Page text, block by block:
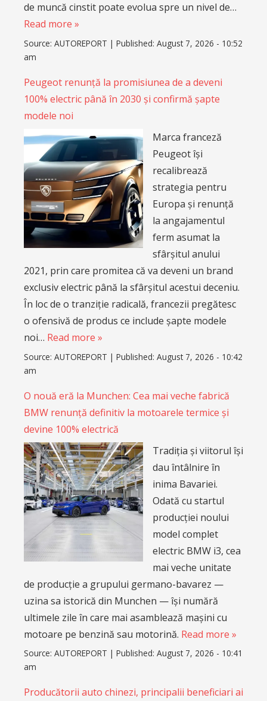
de muncă cinstit poate evolua spre un nivel de…
Read more »
Source: AUTOREPORT | Published: August 7, 2026 - 10:52
am
Peugeot renunță la promisiunea de a deveni
100% electric până în 2030 și confirmă șapte
modele noi
Marca franceză
Peugeot își
recalibrează
strategia pentru
Europa și renunță
la angajamentul
ferm asumat la
sfârșitul anului
2021, prin care promitea că va deveni un brand
exclusiv electric până la sfârșitul acestui deceniu.
În loc de o tranziție radicală, francezii pregătesc
o ofensivă de produs ce include șapte modele
noi… Read more »
Source: AUTOREPORT | Published: August 7, 2026 - 10:42
am
O nouă eră la Munchen: Cea mai veche fabrică
BMW renunță definitiv la motoarele termice și
devine 100% electrică
Tradiția și viitorul își
dau întâlnire în
inima Bavariei.
Odată cu startul
producției noului
model complet
electric BMW i3, cea
mai veche unitate
de producție a grupului germano-bavarez —
uzina sa istorică din Munchen — își numără
ultimele zile în care mai asamblează mașini cu
motoare pe benzină sau motorină. Read more »
Source: AUTOREPORT | Published: August 7, 2026 - 10:41
am
Producătorii auto chinezi, principalii beneficiari ai